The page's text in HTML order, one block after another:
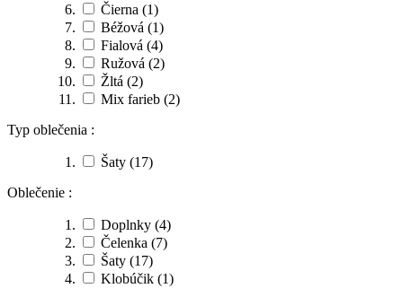
Čierna (1)
Béžová (1)
Fialová (4)
Ružová (2)
Žltá (2)
Mix farieb (2)
Typ oblečenia :
Šaty (17)
Oblečenie :
Doplnky (4)
Čelenka (7)
Šaty (17)
Klobúčik (1)